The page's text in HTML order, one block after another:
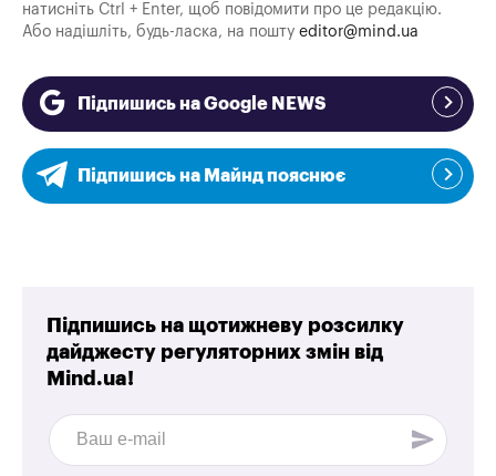
натисніть Ctrl + Enter, щоб повідомити про це редакцію.
Або надішліть, будь-ласка, на пошту editor@mind.ua
Підпишись на Google NEWS
Підпишись на Майнд пояснює
Підпишись на щотижневу розсилку
дайджесту регуляторних змін від
Mind.ua!